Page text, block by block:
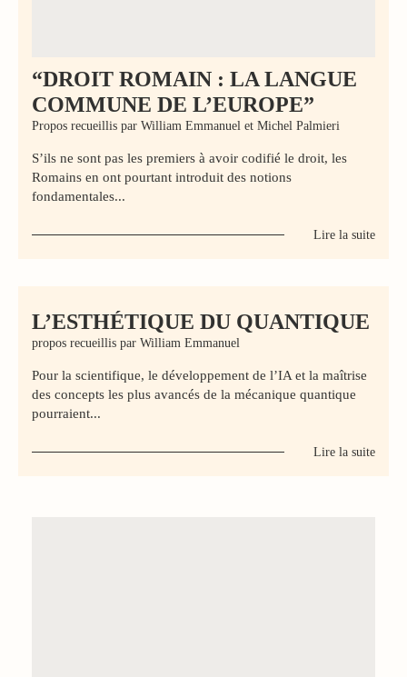
“DROIT ROMAIN : LA LANGUE
COMMUNE DE L’EUROPE”
Propos recueillis par William Emmanuel et Michel Palmieri
S’ils ne sont pas les premiers à avoir codifié le droit, les
Romains en ont pourtant introduit des notions
fondamentales...
Lire la suite
L’ESTHÉTIQUE DU QUANTIQUE
propos recueillis par William Emmanuel
Pour la scientifique, le développement de l’IA et la maîtrise
des concepts les plus avancés de la mécanique quantique
pourraient...
Lire la suite